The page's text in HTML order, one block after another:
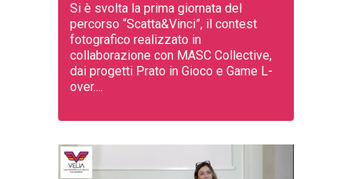
Si è svolta la prima giornata del
percorso “Scatta&Vinci”, il contest
fotografico realizzato in
collaborazione con MASC Collective,
dai progetti Prato in Gioco e Game L-
over....